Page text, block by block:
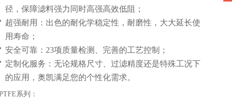
径，保障滤料强力同时高强高效低阻；
超强耐用：出色的耐化学稳定性，耐磨性，大大延长使
用寿命；
安全可靠：23项质量检测、完善的工艺控制；
定制化服务：无论规格尺寸、过滤精度还是特殊工况下
的应用，奥凯满足您的个性化需求。
系列：